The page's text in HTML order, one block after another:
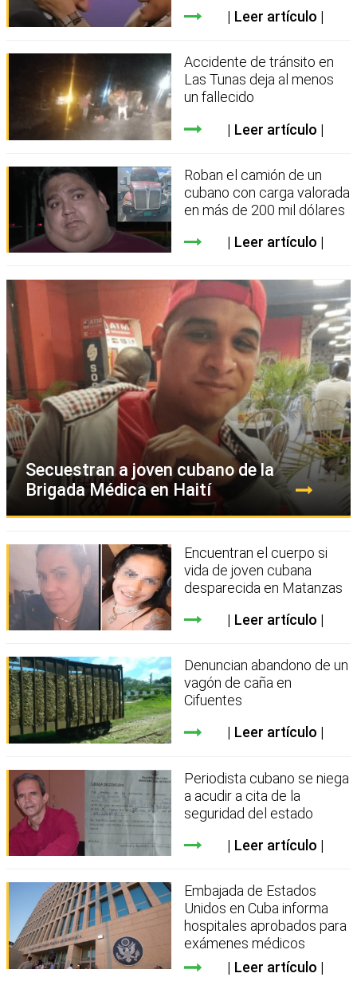
Leer artículo
Accidente de tránsito en
Las Tunas deja al menos
un fallecido
Leer artículo
Roban el camión de un
cubano con carga valorada
en más de 200 mil dólares
Leer artículo
Secuestran a joven cubano de la
Brigada Médica en Haití
Encuentran el cuerpo si
vida de joven cubana
desparecida en Matanzas
Leer artículo
Denuncian abandono de un
vagón de caña en
Cifuentes
Leer artículo
Periodista cubano se niega
a acudir a cita de la
seguridad del estado
Leer artículo
Embajada de Estados
Unidos en Cuba informa
hospitales aprobados para
exámenes médicos
Leer artículo